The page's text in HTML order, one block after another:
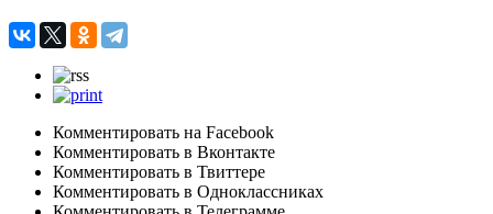
Комментировать на Facebook
Комментировать в Вконтакте
Комментировать в Твиттере
Комментировать в Одноклассниках